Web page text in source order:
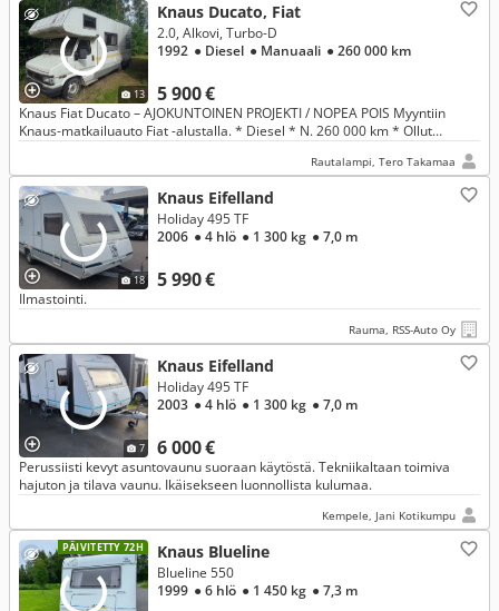
13
Knaus Ducato, Fiat
5 900 €
2.0, Alkovi, Turbo-D
1992 ● Diesel ● Manuaali ● 260 000 km
Knaus Fiat Ducato – AJOKUNTOINEN PROJEKTI / NOPEA POIS Myyntiin
Knaus-matkailuauto Fiat -alustalla. * Diesel * N. 260 000 km * Ollut
Rautalampi, Tero Takamaa
18
Knaus Eifelland
5 990 €
Holiday 495 TF
2006 ● 4 hlö ● 1 300 kg ● 7,0 m
Ilmastointi.
Rauma, RSS-Auto Oy
7
Knaus Eifelland
6 000 €
Holiday 495 TF
2003 ● 4 hlö ● 1 300 kg ● 7,0 m
Perussiisti kevyt asuntovaunu suoraan käytöstä. Tekniikaltaan toimiva
hajuton ja tilava vaunu. Ikäisekseen luonnollista kulumaa.
Kempele, Jani Kotikumpu
PÄIVITETTY 72H Knaus Blueline
Blueline 550
1999 ● 6 hlö ● 1 450 kg ● 7,3 m